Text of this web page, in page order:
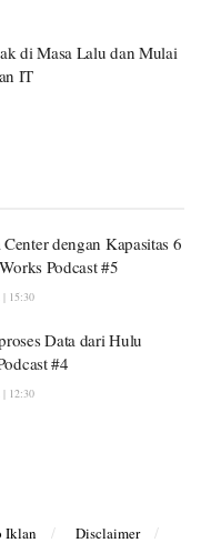
di Masa Lalu dan Mulai
IT
dengan Kapasitas 6
Podcast #5
| 15:30
Data dari Hulu
#4
| 12:30
Iklan Disclaimer